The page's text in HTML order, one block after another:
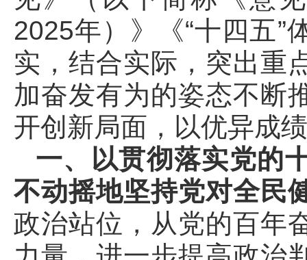
2025年）》《“十四五”
实，结合实际，突出重
加奋发有为的姿态不断
开创新局面，以优异成
一、以贯彻落实党的
不动摇地坚持党对全民
政治站位，从党的百年